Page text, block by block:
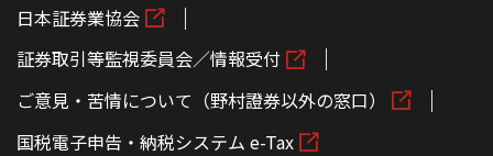
日本証券業協会
証券取引等監視委員会／情報受付
ご意見・苦情について（野村證券以外の窓口）
国税電子申告・納税システム e-Tax